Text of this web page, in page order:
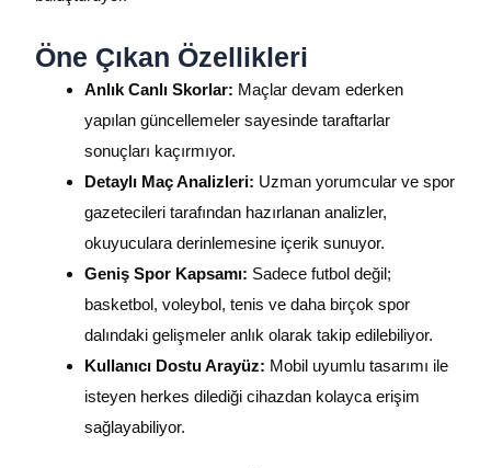
Öne Çıkan Özellikleri
Anlık Canlı Skorlar: Maçlar devam ederken
yapılan güncellemeler sayesinde taraftarlar
sonuçları kaçırmıyor.
Detaylı Maç Analizleri: Uzman yorumcular ve spor
gazetecileri tarafından hazırlanan analizler,
okuyuculara derinlemesine içerik sunuyor.
Geniş Spor Kapsamı: Sadece futbol değil;
basketbol, voleybol, tenis ve daha birçok spor
dalındaki gelişmeler anlık olarak takip edilebiliyor.
Kullanıcı Dostu Arayüz: Mobil uyumlu tasarımı ile
isteyen herkes dilediği cihazdan kolayca erişim
sağlayabiliyor.